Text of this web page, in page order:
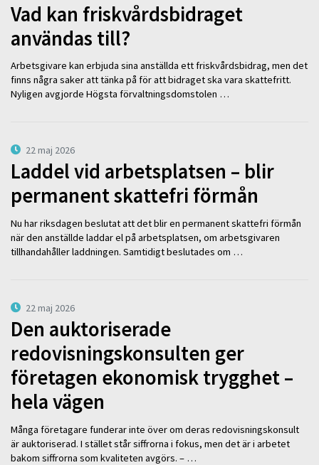
Vad kan friskvårdsbidraget
användas till?
Arbetsgivare kan erbjuda sina anställda ett friskvårdsbidrag, men det
finns några saker att tänka på för att bidraget ska vara skattefritt.
Nyligen avgjorde Högsta förvaltningsdomstolen …
22 maj 2026
Laddel vid arbetsplatsen – blir
permanent skattefri förmån
Nu har riksdagen beslutat att det blir en permanent skattefri förmån
när den anställde laddar el på arbetsplatsen, om arbetsgivaren
tillhandahåller laddningen. Samtidigt beslutades om …
22 maj 2026
Den auktoriserade
redovisningskonsulten ger
företagen ekonomisk trygghet –
hela vägen
Många företagare funderar inte över om deras redovisningskonsult
är auktoriserad. I stället står siffrorna i fokus, men det är i arbetet
bakom siffrorna som kvaliteten avgörs. – …